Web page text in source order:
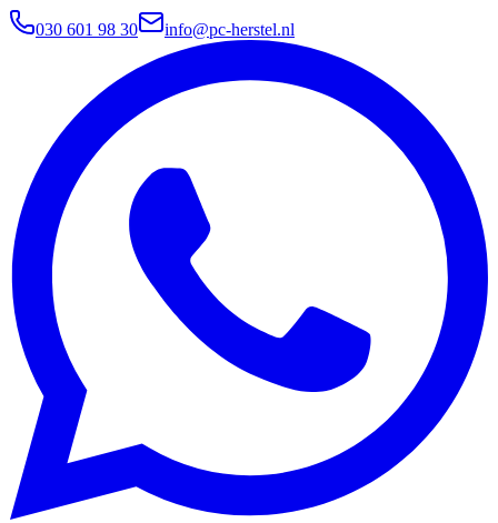
030 601 98 30 info@pc-herstel.nl